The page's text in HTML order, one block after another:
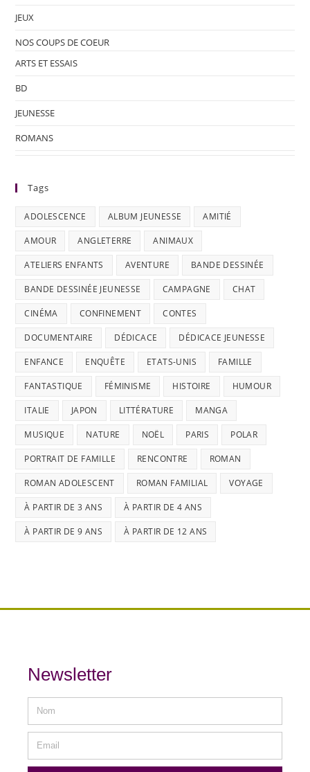
JEUX
NOS COUPS DE COEUR
ARTS ET ESSAIS
BD
JEUNESSE
ROMANS
Tags
ADOLESCENCE ALBUM JEUNESSE AMITIÉ
AMOUR ANGLETERRE ANIMAUX
ATELIERS ENFANTS AVENTURE BANDE DESSINÉE
BANDE DESSINÉE JEUNESSE CAMPAGNE CHAT
CINÉMA CONFINEMENT CONTES
DOCUMENTAIRE DÉDICACE DÉDICACE JEUNESSE
ENFANCE ENQUÊTE ETATS-UNIS FAMILLE
FANTASTIQUE FÉMINISME HISTOIRE HUMOUR
ITALIE JAPON LITTÉRATURE MANGA
MUSIQUE NATURE NOËL PARIS POLAR
PORTRAIT DE FAMILLE RENCONTRE ROMAN
ROMAN ADOLESCENT ROMAN FAMILIAL VOYAGE
À PARTIR DE 3 ANS À PARTIR DE 4 ANS
À PARTIR DE 9 ANS À PARTIR DE 12 ANS
Newsletter